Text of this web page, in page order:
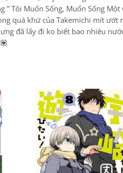
” Tôi Muốn Sống, Muốn Sống
quá khứ của Takemichi mít
đã lấy đi ko biết bao nhiêu